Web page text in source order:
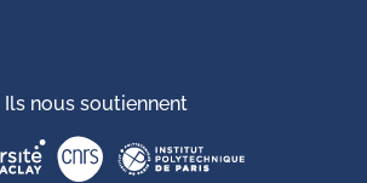
Ils nous soutiennent